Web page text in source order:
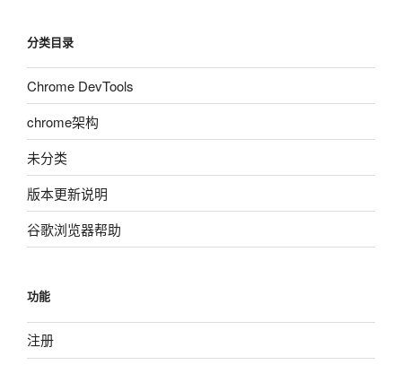
分类目录
Chrome DevTools
chrome架构
未分类
版本更新说明
谷歌浏览器帮助
功能
注册